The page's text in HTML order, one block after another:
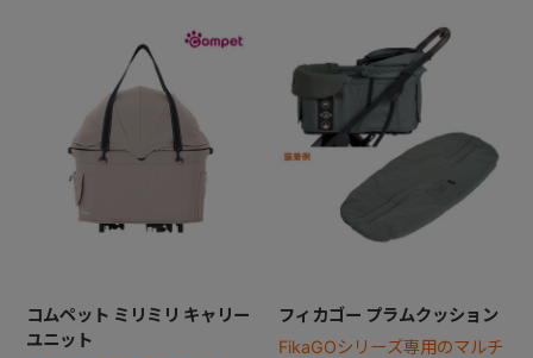
コムペット ミリミリ キャリー
ユニット
フィカゴー プラムクッション
FikaGOシリーズ専用のマルチ